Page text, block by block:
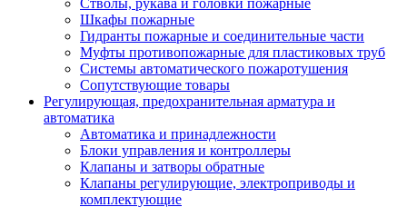
Стволы, рукава и головки пожарные
Шкафы пожарные
Гидранты пожарные и соединительные части
Муфты противопожарные для пластиковых труб
Системы автоматического пожаротушения
Сопутствующие товары
Регулирующая, предохранительная арматура и
автоматика
Автоматика и принадлежности
Блоки управления и контроллеры
Клапаны и затворы обратные
Клапаны регулирующие, электроприводы и
комплектующие